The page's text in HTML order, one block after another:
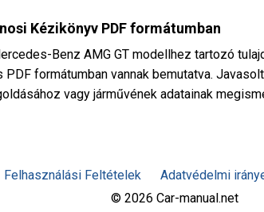
Kézikönyv PDF formátumban
Benz AMG GT modellhez tartozó
formátumban vannak bemutatva.
vagy járművének adatainak
Felhasználási Feltételek Adatvédelmi
© 2026 Car-manual.net